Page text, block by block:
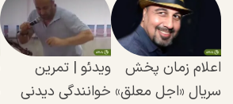
اعلام زمان پخش
سریال «اجل معلق»
ویدئو | تمرین
خوانندگی دیدنی